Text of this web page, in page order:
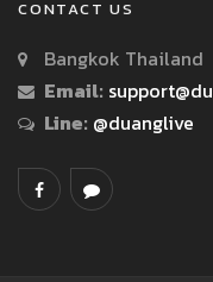
CONTACT US
Bangkok Thailand
Email:
Line: @duanglive